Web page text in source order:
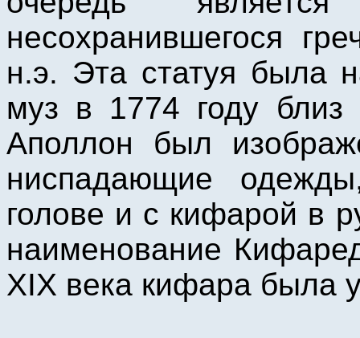
несохранившегося
н.э. Эта статуя была
муз в 1774 году
Аполлон был
ниспадающие
голове и с кифарой в
наименование
XIX века кифара была